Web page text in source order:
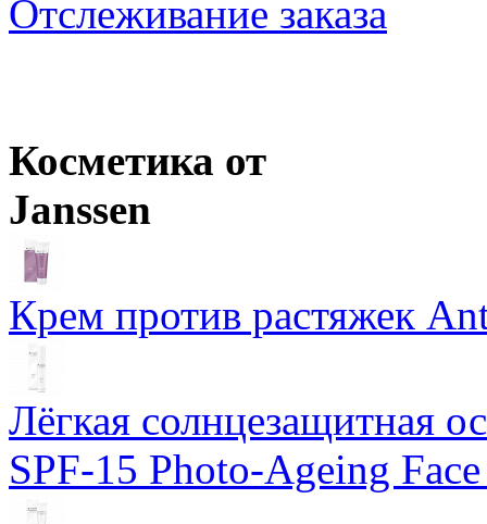
Ожидается
Schwarzkopf Professional PROFESSIONNELLE Laque Лак для
Отслеживание заказа
Косметика от
Janssen
Крем против растяжек
Лёгкая солнцезащитная
SPF-15 Photo-Ageing